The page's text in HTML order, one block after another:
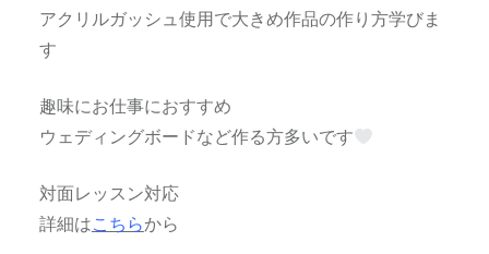
アクリルガッシュ使用で大きめ作品の作り方学びま
す
趣味にお仕事におすすめ
ウェディングボードなど作る方多いです
対面レッスン対応
詳細はこちらから